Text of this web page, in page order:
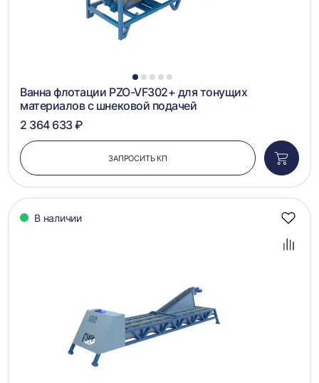
1 2 3 4 5
Ванна флотации PZO-VF302+ для тонущих
материалов с шнековой подачей
2 364 633 ₽
ЗАПРОСИТЬ КП
в
В наличии